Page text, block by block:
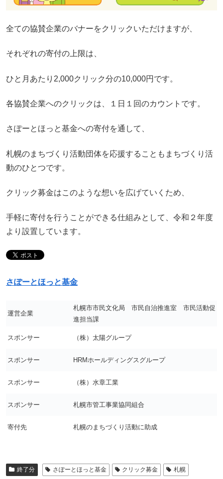
全ての協賛企業のバナーをクリックいただけますが、
それぞれの寄付の上限は、
ひと月あたり2,000クリック分の10,000円です。
各協賛企業へのクリックは、１日１回のカウントです。
さぽーとほっと基金への寄付を通して、
札幌のまちづくり活動団体を応援することもまちづくり活
動のひとつです。
クリック募金はこのような想いを広げていくため、
手軽に寄付を行うことができる仕組みとして、令和２年度
より設置しています。
さぽーとほっと基金
運営企業
札幌市市民文化局 市民自治推進室 市民活動促
進担当課
スポンサー （株）太陽グループ
スポンサー HRMホールディングスグループ
スポンサー （株）水章工業
スポンサー 札幌市管工事業協同組合
寄付先 札幌のまちづくり活動に助成
終了分 さぽーとほっと基金 クリック募金 札幌